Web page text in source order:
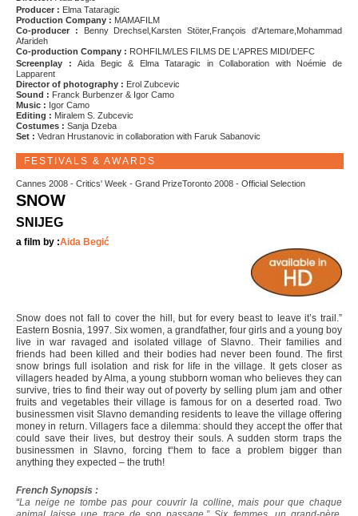
Producer : Elma Tataragic
Production Company : MAMAFILM
Co-producer :
Benny Drechsel,Karsten Stöter,François d'Artemare,Mohammad
Afarideh
Co-production Company : ROHFILM/LES FILMS DE L'APRES MIDI/DEFC
Screenplay :Aida Begic & Elma Tataragic in Collaboration with Noémie de
Lapparent
Director of photography : Erol Zubcevic
Sound : Franck Burbenzer & Igor Camo
Music : Igor Camo
Editing : Miralem S. Zubcevic
Costumes : Sanja Dzeba
Set : Vedran Hrustanovic in collaboration with Faruk Sabanovic
FESTIVALS & AWARDS
Cannes 2008 - Critics' Week - Grand PrizeToronto 2008 - Official Selection
SNOW
SNIJEG
a film by :Aida Begić
Snow does not fall to cover the hill, but for every beast to leave it’s trail.”
Eastern Bosnia, 1997. Six women, a grandfather, four girls and a young boy
live in war ravaged and isolated village of Slavno. Their families and
friends had been killed and their bodies had never been found. The first
snow brings full isolation and risk for life in the village. It gets closer as
villagers headed by Alma, a young stubborn woman who believes they can
survive, tries to find their way out of poverty by selling plum jam and other
fruits and vegetables their village is famous for on a deserted road. Two
businessmen visit Slavno demanding residents to leave the village offering
money in return. Villagers face a dilemma: should they accept the offer that
could save their lives, but destroy their souls. A sudden storm traps the
businessmen in Slavno, forcing t“hem to face a problem bigger than
anything they expected – the truth!
French Synopsis :
“La neige ne tombe pas pour couvrir la colline, mais pour que chaque